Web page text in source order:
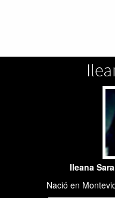
Ileana
Nació en